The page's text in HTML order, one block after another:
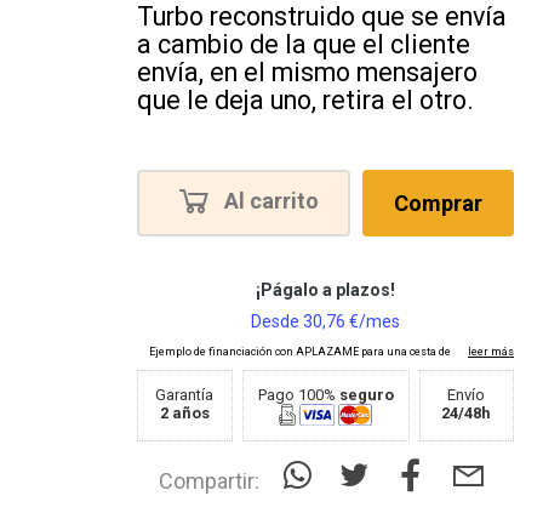
Turbo reconstruido que se envía
a cambio de la que el cliente
envía, en el mismo mensajero
que le deja uno, retira el otro.
Al carrito Comprar
Garantía
2 años
Pago 100% seguro
Envío
24/48h
Compartir: